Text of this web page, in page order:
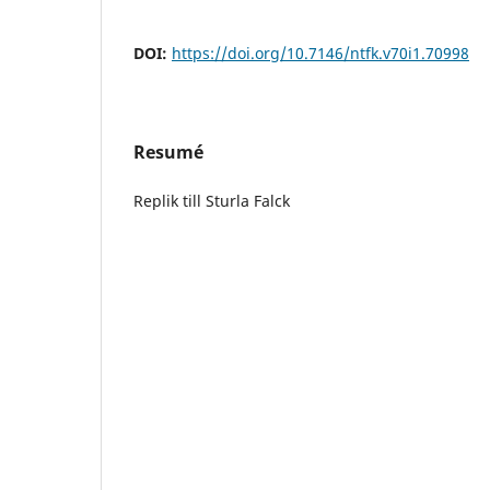
DOI: https://doi.org/10.7146/ntfk.v70i1.70998
Resumé
Replik till Sturla Falck